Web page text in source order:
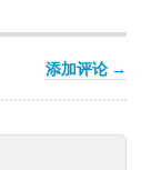
添加评论 →